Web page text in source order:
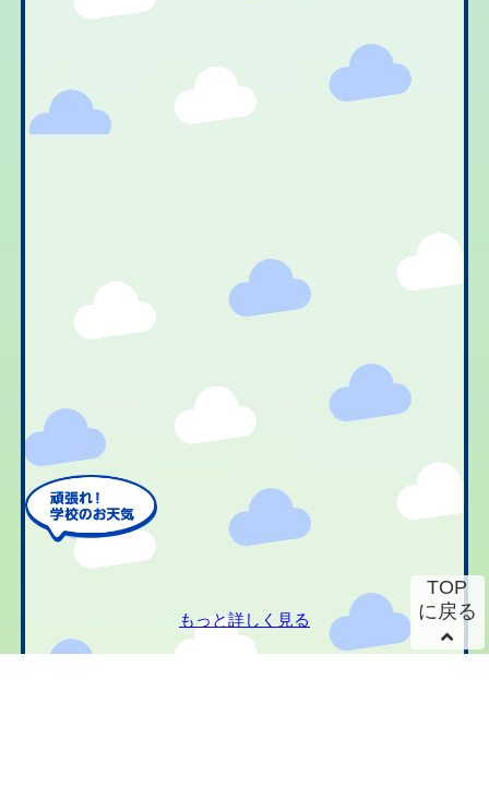
もっと詳しく見る
TOP
に戻る